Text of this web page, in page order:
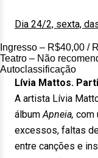
Dia 24/2, sexta,
Ingresso – R$40,00 /
Teatro – Não
Autoclassificação
Lívia Mattos.
A artista Lívia
álbumApneia, com
excessos, faltas
entre canções e